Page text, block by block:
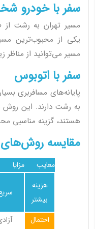
سفر با خودرو
مسیر تهران به رشت از
یکی از محبوب‌ترین
مسیر می‌توانید از
سفر با اتوبوس
پایانه‌های مسافربری
به رشت دارند. این روش
هستند، گزینه مناسبی
مقایسه
مزایا
معایب
هزینه
بیشتر
احتمال